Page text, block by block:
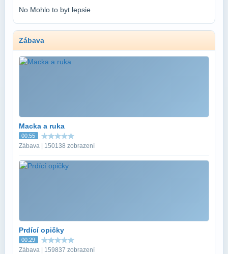
No Mohlo to byt lepsie
Zábava
Macka a ruka
00:55
Zábava | 150138 zobrazení
Prdící opičky
00:29
Zábava | 159837 zobrazení